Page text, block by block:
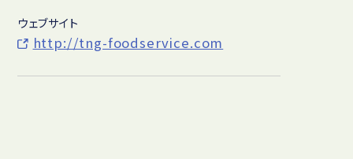
ウェブサイト
http://tng-foodservice.com